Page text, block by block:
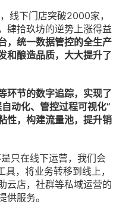
线下门店突破2000家，
肆拾玖坊的逆势上涨得益
，统一数据管控的全生产
和酿造品质，大大提升了
环节的数字追踪，实现了
动化、管控过程可视化”
性，构建流量池，提升销
只在线下运营，我们会
，将业务转移到线上，
云店，社群等私域运营的
供服务。